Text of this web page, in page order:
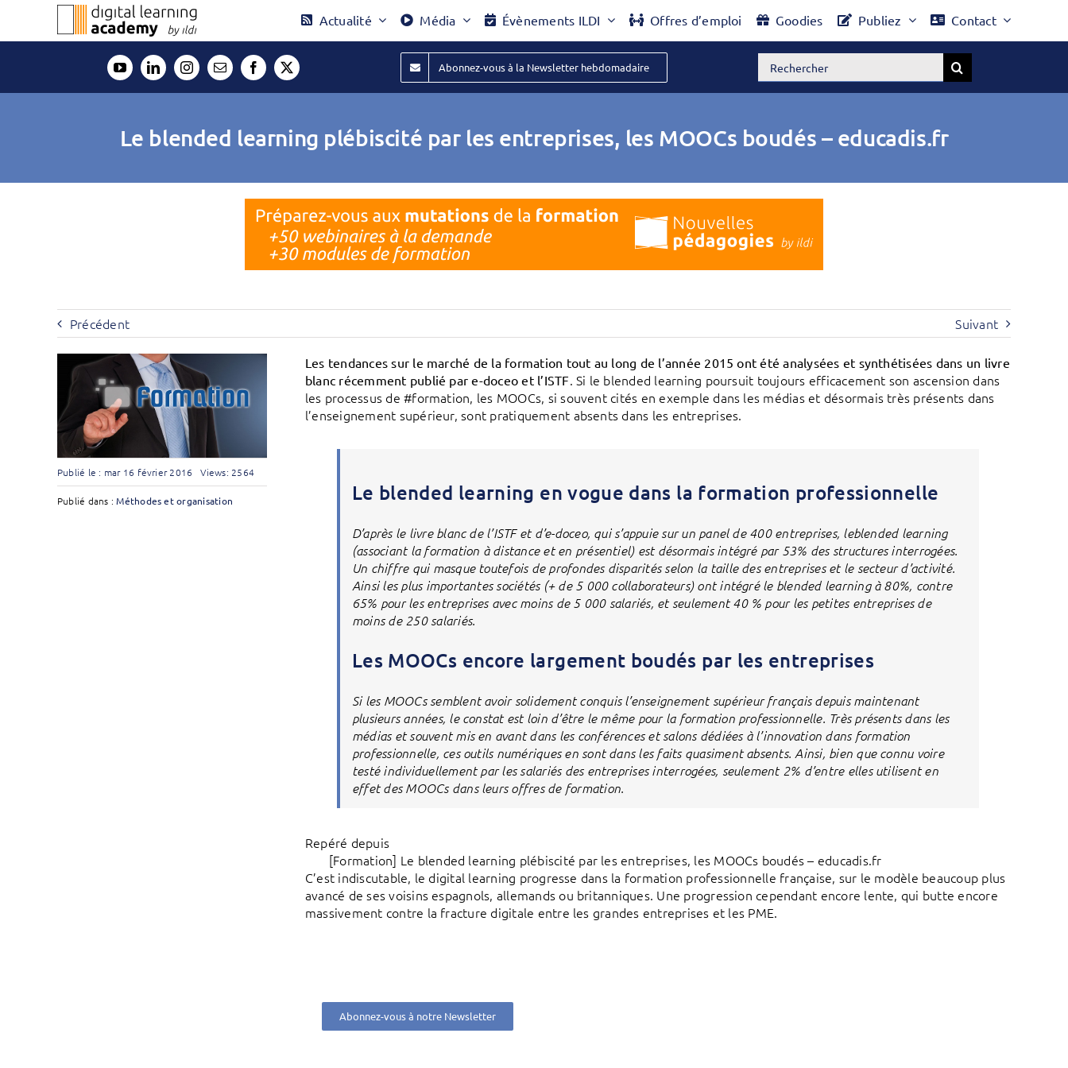
contenu
Actualité Média Évènements ILDI Offres d’emploi Goodies Publiez Contact
Abonnez-vous à la Newsletter hebdomadaire Rechercher:
Le blended learning plébiscité par les entreprises, les MOOCs boudés – educadis.fr
Précédent Suivant
Publié le : mar 16 février 2016 Views: 2564
Publié dans :Méthodes et organisation
Les tendances sur le marché de la formation tout au long de l’année 2015 ont été analysées et synthétisées dans un livre
blanc récemment publié par e-doceo et l’ISTF. Si le blended learning poursuit toujours efficacement son ascension dans
les processus de #formation, les MOOCs, si souvent cités en exemple dans les médias et désormais très présents dans
l’enseignement supérieur, sont pratiquement absents dans les entreprises.
Le blended learning en vogue dans la formation professionnelle
D’après le livre blanc de l’ISTF et d’e-doceo, qui s’appuie sur un panel de 400 entreprises, leblended learning
(associant la formation à distance et en présentiel) est désormais intégré par 53% des structures interrogées.
Un chiffre qui masque toutefois de profondes disparités selon la taille des entreprises et le secteur d’activité.
Ainsi les plus importantes sociétés (+ de 5 000 collaborateurs) ont intégré le blended learning à 80%, contre
65% pour les entreprises avec moins de 5 000 salariés, et seulement 40 % pour les petites entreprises de
moins de 250 salariés.
Les MOOCs encore largement boudés par les entreprises
Si les MOOCs semblent avoir solidement conquis l’enseignement supérieur français depuis maintenant
plusieurs années, le constat est loin d’être le même pour la formation professionnelle. Très présents dans les
médias et souvent mis en avant dans les conférences et salons dédiées à l’innovation dans formation
professionnelle, ces outils numériques en sont dans les faits quasiment absents. Ainsi, bien que connu voire
testé individuellement par les salariés des entreprises interrogées, seulement 2% d’entre elles utilisent en
effet des MOOCs dans leurs offres de formation.
Repéré depuis
[Formation] Le blended learning plébiscité par les entreprises, les MOOCs boudés – educadis.fr
C’est indiscutable, le digital learning progresse dans la formation professionnelle française, sur le modèle beaucoup plus
avancé de ses voisins espagnols, allemands ou britanniques. Une progression cependant encore lente, qui butte encore
massivement contre la fracture digitale entre les grandes entreprises et les PME.
Abonnez-vous à notre Newsletter